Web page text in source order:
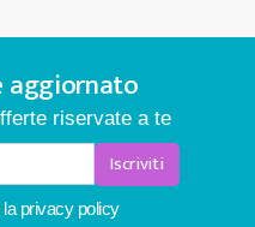
aggiornato
riservate a te
Iscriviti
la privacy policy